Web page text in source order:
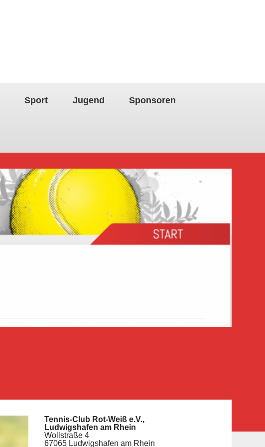
Sport Jugend Sponsoren
Tennis-Club Rot-Weiß e.V.,
Ludwigshafen am Rhein
Wollstraße 4
67065 Ludwigshafen am Rhein